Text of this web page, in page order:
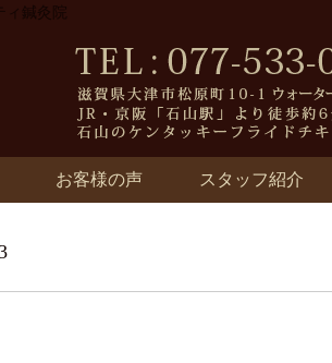
ィ鍼灸院
お客様の声 スタッフ紹介